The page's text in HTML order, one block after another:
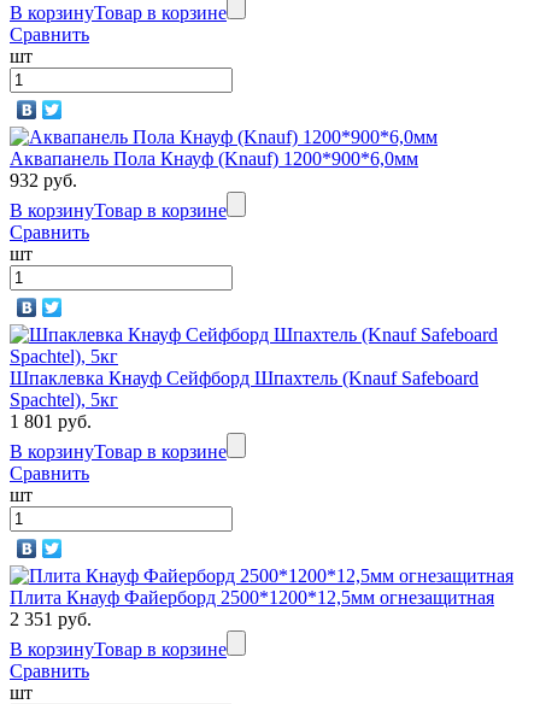
В корзинуТовар в корзине
Сравнить
шт
Аквапанель Пола Кнауф (Knauf) 1200*900*6,0мм
932 руб.
В корзинуТовар в корзине
Сравнить
шт
Шпаклевка Кнауф Сейфборд Шпахтель (Knauf Safeboard
Spachtel), 5кг
1 801 руб.
В корзинуТовар в корзине
Сравнить
шт
Плита Кнауф Файерборд 2500*1200*12,5мм огнезащитная
2 351 руб.
В корзинуТовар в корзине
Сравнить
шт